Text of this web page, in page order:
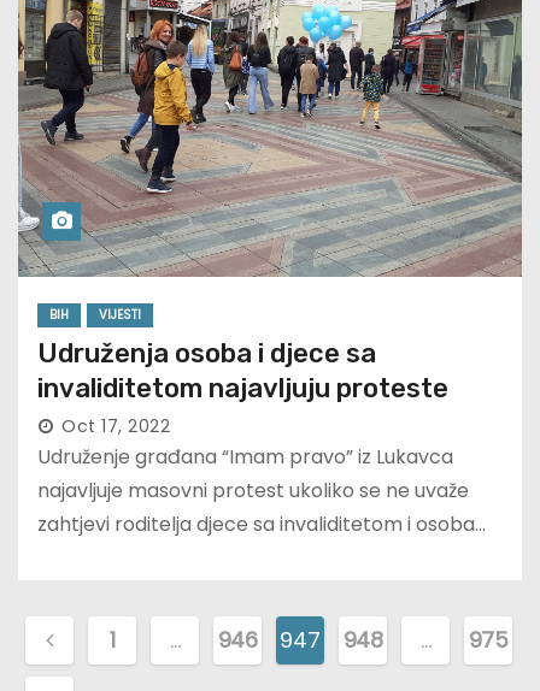
BIH VIJESTI
Udruženja osoba i djece sa
invaliditetom najavljuju proteste
Oct 17, 2022
Udruženje građana “Imam pravo” iz Lukavca
najavljuje masovni protest ukoliko se ne uvaže
zahtjevi roditelja djece sa invaliditetom i osoba…
1 … 946 947 948 … 975